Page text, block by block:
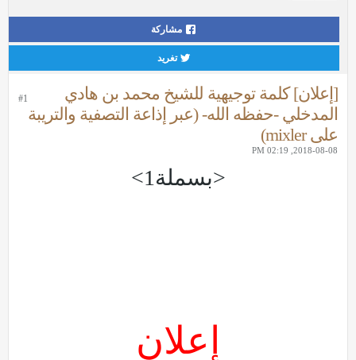
مشاركة
تغريد
#1
[إعلان] كلمة توجيهية للشيخ محمد بن هادي
المدخلي -حفظه الله- (عبر إذاعة التصفية والتريبة
على mixler)
2018-08-08, 02:19 PM
<بسملة1>
إعلان